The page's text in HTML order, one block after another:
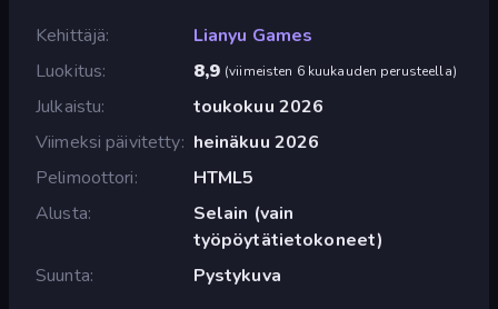
Kehittäjä
Lianyu Games
Luokitus
8,9 (viimeisten 6 kuukauden perusteella)
Julkaistu
toukokuu 2026
Viimeksi päivitetty heinäkuu 2026
Pelimoottori
HTML5
Alusta
Selain (vain
työpöytätietokoneet)
Suunta
Pystykuva